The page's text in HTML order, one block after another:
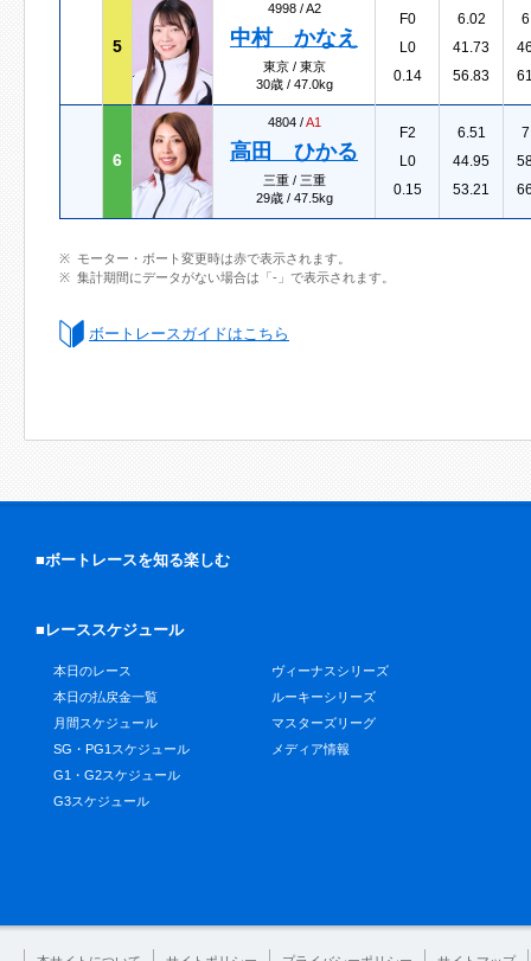
5
4998 /A2
中村 かなえ
東京 / 東京
30歳 / 47.0kg
F0
L0
0.14
6.02
41.73
56.83
6
4804 /A1
高田 ひかる
三重 / 三重
29歳 / 47.5kg
F2
L0
0.15
6.51
44.95
53.21
モーター・ボート変更時は赤で表示されます。
集計期間にデータがない場合は「-」で表示されます。
ボートレースガイドはこちら
■ボートレースを知る楽しむ
■レーススケジュール
本日のレース
本日の払戻金一覧
月間スケジュール
SG・PG1スケジュール
G1・G2スケジュール
G3スケジュール
ヴィーナスシリーズ
ルーキーシリーズ
マスターズリーグ
メディア情報